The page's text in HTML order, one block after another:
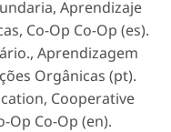
Aprendizaje
Co-Op Co-Op (es).
Aprendizagem
Orgânicas (pt).
Cooperative
Op Co-Op (en).